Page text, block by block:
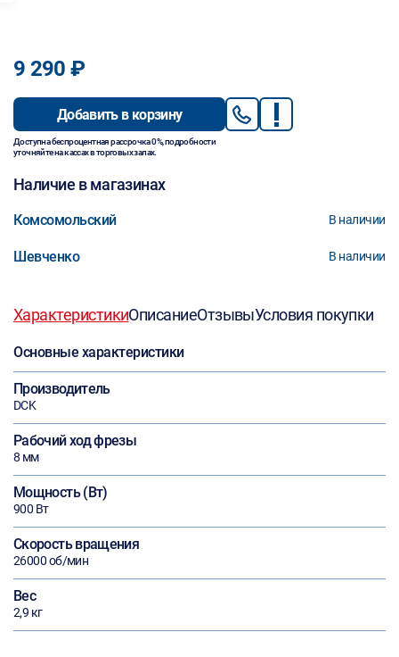
9 290 ₽
Добавить в корзину
Доступна беспроцентная рассрочка 0%, подробности
уточняйте на кассах в торговых залах.
Наличие в магазинах
Комсомольский В наличии
Шевченко В наличии
ХарактеристикиОписаниеОтзывыУсловия покупки
Основные характеристики
Производитель
DCK
Рабочий ход фрезы
8 мм
Мощность (Вт)
900 Вт
Скорость вращения
26000 об/мин
Вес
2,9 кг